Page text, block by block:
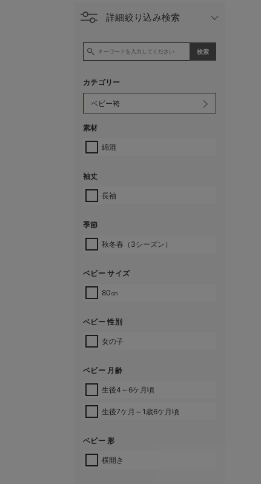
詳細絞り込み検索
カテゴリー
素材
綿混
袖丈
長袖
季節
秋冬春（3シーズン）
ベビー サイズ
80㎝
ベビー 性別
女の子
ベビー 月齢
生後4～6ケ月頃
生後7ケ月～1歳6ケ月頃
ベビー 形
横開き